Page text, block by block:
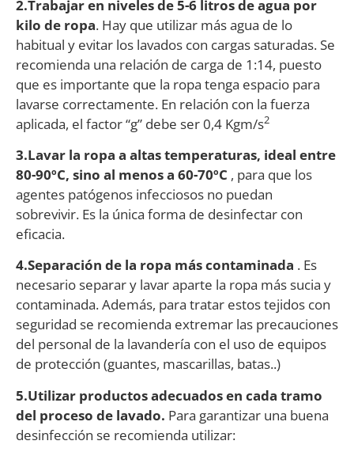
2.Trabajar en niveles de 5-6 litros de agua por
kilo de ropa. Hay que utilizar más agua de lo
habitual y evitar los lavados con cargas saturadas. Se
recomienda una relación de carga de 1:14, puesto
que es importante que la ropa tenga espacio para
lavarse correctamente. En relación con la fuerza
aplicada, el factor “g” debe ser 0,4 Kgm/s2
3.Lavar la ropa a altas temperaturas, ideal entre
80-90ºC, sino al menos a 60-70ºC , para que los
agentes patógenos infecciosos no puedan
sobrevivir. Es la única forma de desinfectar con
eficacia.
4.Separación de la ropa más contaminada . Es
necesario separar y lavar aparte la ropa más sucia y
contaminada. Además, para tratar estos tejidos con
seguridad se recomienda extremar las precauciones
del personal de la lavandería con el uso de equipos
de protección (guantes, mascarillas, batas..)
5.Utilizar productos adecuados en cada tramo
del proceso de lavado. Para garantizar una buena
desinfección se recomienda utilizar: